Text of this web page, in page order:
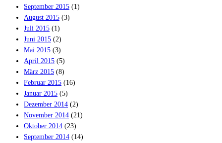
September 2015 (1)
August 2015 (3)
Juli 2015 (1)
Juni 2015 (2)
Mai 2015 (3)
April 2015 (5)
März 2015 (8)
Februar 2015 (16)
Januar 2015 (5)
Dezember 2014 (2)
November 2014 (21)
Oktober 2014 (23)
September 2014 (14)